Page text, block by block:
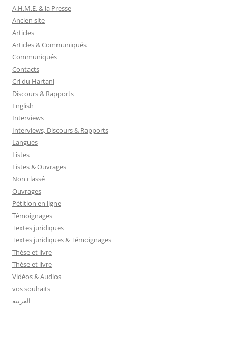
A.H.M.E. & la Presse
Ancien site
Articles
Articles & Communiqués
Communiqués
Contacts
Cri du Hartani
Discours & Rapports
English
Interviews
Interviews, Discours & Rapports
Langues
Listes
Listes & Ouvrages
Non classé
Ouvrages
Pétition en ligne
Témoignages
Textes juridiques
Textes juridiques & Témoignages
Thèse et livre
Thèse et livre
Vidéos & Audios
vos souhaits
العربية